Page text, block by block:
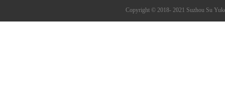
Copyright © 2018- 2021 Suzhou Su